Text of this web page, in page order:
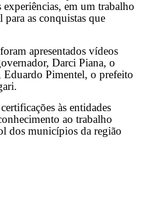
experiências, em um trabalho
as conquistas que
apresentados vídeos
Darci Piana, o
Pimentel, o prefeito
às entidades
ao trabalho
dos municípios da região